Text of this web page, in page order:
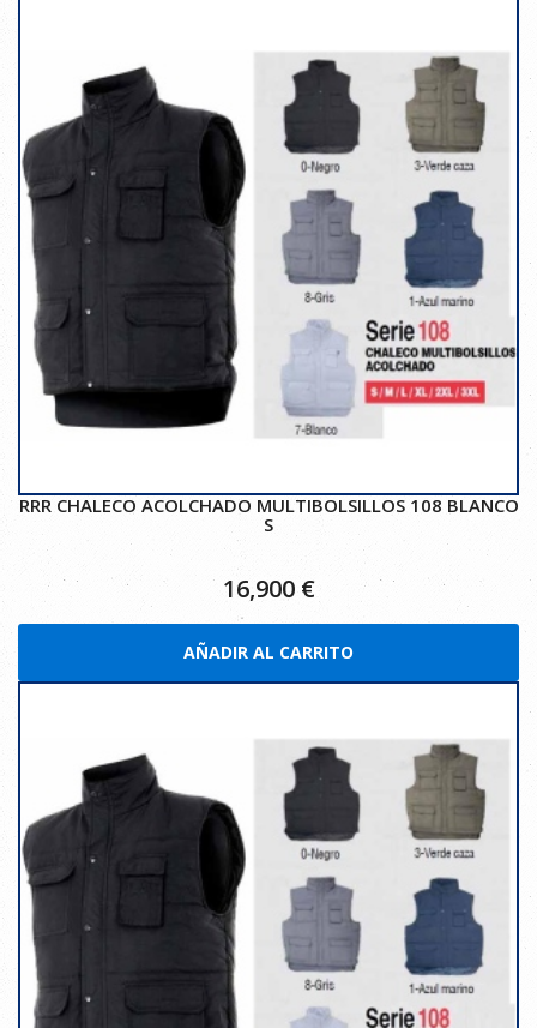
RRR CHALECO ACOLCHADO MULTIBOLSILLOS 108 BLANCO
S
16,900 €
AÑADIR AL CARRITO